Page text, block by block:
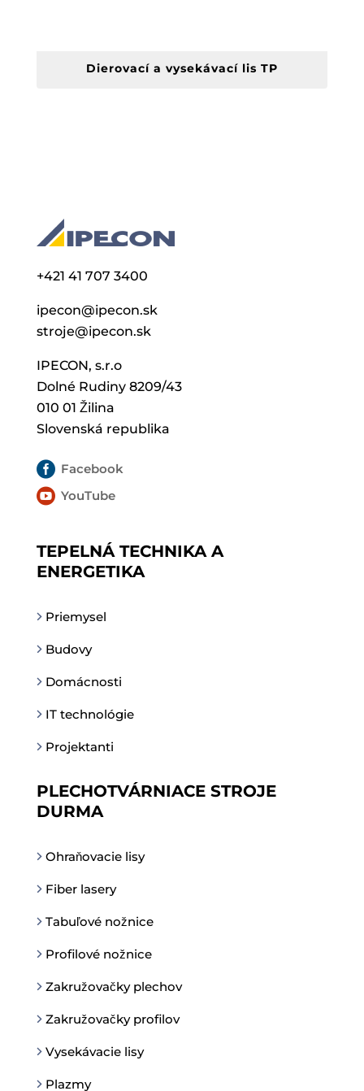
Dierovací a vysekávací lis TP
+421 41 707 3400
ipecon@ipecon.sk
stroje@ipecon.sk
IPECON, s.r.o
Dolné Rudiny 8209/43
010 01 Žilina
Slovenská republika
 Facebook
 YouTube
TEPELNÁ TECHNIKA A
ENERGETIKA
Priemysel
Budovy
Domácnosti
IT technológie
Projektanti
PLECHOTVÁRNIACE STROJE
DURMA
Ohraňovacie lisy
Fiber lasery
Tabuľové nožnice
Profilové nožnice
Zakružovačky plechov
Zakružovačky profilov
Vysekávacie lisy
Plazmy